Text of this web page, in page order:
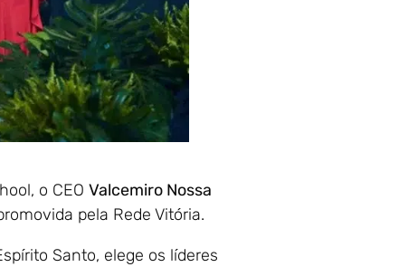
o CEO Valcemiro Nossa
pela Rede Vitória.
Santo, elege os líderes